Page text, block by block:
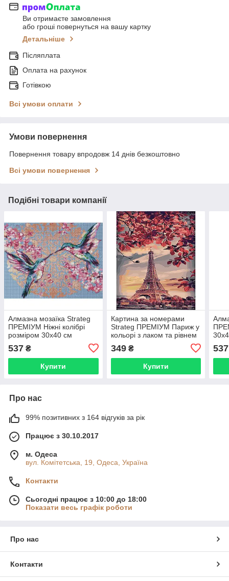
Ви отримаєте замовлення
або гроші повернуться на вашу картку
Детальніше
Післяплата
Оплата на рахунок
Готівкою
Всі умови оплати
Умови повернення
Повернення товару впродовж 14 днів безкоштовно
Всі умови повернення
Подібні товари компанії
Алмазна мозаїка Strateg
ПРЕМІУМ Ніжні колібрі
розміром 30х40 см
537 ₴
Купити
Картина за номерами
Strateg ПРЕМІУМ Париж у
кольорі з лаком та рівнем
SY6383
349₴
Купити
537
Про нас
99% позитивних з 164 відгуків за рік
Працює з 30.10.2017
м. Одеса
вул. Комітетська, 19, Одеса, Україна
Контакти
Сьогодні працює з 10:00 до 18:00
Показати весь графік роботи
Про нас
Контакти